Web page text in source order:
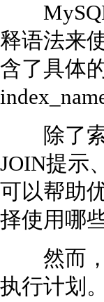
MySQL
释语法来
含了具体
除了索
JOIN提示
可以帮助
择使用哪
然而，
执行计划